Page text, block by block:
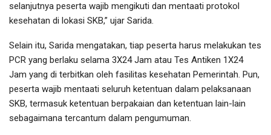
selanjutnya peserta wajib mengikuti dan mentaati protokol
kesehatan di lokasi SKB,” ujar Sarida.
Selain itu, Sarida mengatakan, tiap peserta harus melakukan tes
PCR yang berlaku selama 3X24 Jam atau Tes Antiken 1X24
Jam yang di terbitkan oleh fasilitas kesehatan Pemerintah. Pun,
peserta wajib mentaati seluruh ketentuan dalam pelaksanaan
SKB, termasuk ketentuan berpakaian dan ketentuan lain-lain
sebagaimana tercantum dalam pengumuman.